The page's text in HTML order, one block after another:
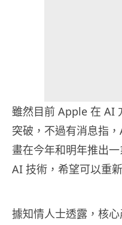
雖然目前 Apple 在 AI
突破，不過有消息指
畫在今年和明年推出
AI 技術，希望可以重
據知情人士透露，核